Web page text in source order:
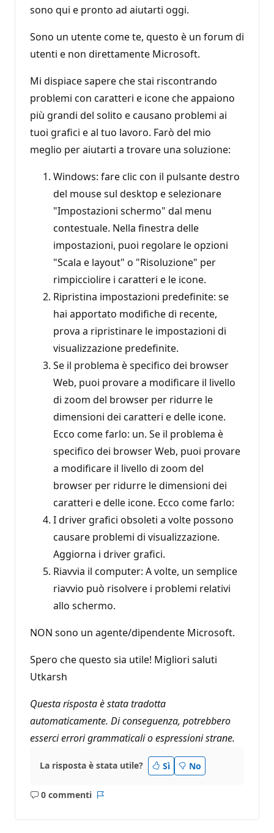
sono qui e pronto ad aiutarti oggi.
Sono un utente come te, questo è un forum di
utenti e non direttamente Microsoft.
Mi dispiace sapere che stai riscontrando
problemi con caratteri e icone che appaiono
più grandi del solito e causano problemi ai
tuoi grafici e al tuo lavoro. Farò del mio
meglio per aiutarti a trovare una soluzione:
Windows: fare clic con il pulsante destro
del mouse sul desktop e selezionare
"Impostazioni schermo" dal menu
contestuale. Nella finestra delle
impostazioni, puoi regolare le opzioni
"Scala e layout" o "Risoluzione" per
rimpicciolire i caratteri e le icone.
Ripristina impostazioni predefinite: se
hai apportato modifiche di recente,
prova a ripristinare le impostazioni di
visualizzazione predefinite.
Se il problema è specifico dei browser
Web, puoi provare a modificare il livello
di zoom del browser per ridurre le
dimensioni dei caratteri e delle icone.
Ecco come farlo: un. Se il problema è
specifico dei browser Web, puoi provare
a modificare il livello di zoom del
browser per ridurre le dimensioni dei
caratteri e delle icone. Ecco come farlo:
I driver grafici obsoleti a volte possono
causare problemi di visualizzazione.
Aggiorna i driver grafici.
Riavvia il computer: A volte, un semplice
riavvio può risolvere i problemi relativi
allo schermo.
NON sono un agente/dipendente Microsoft.
Spero che questo sia utile! Migliori saluti
Utkarsh
Questa risposta è stata tradotta
automaticamente. Di conseguenza, potrebbero
esserci errori grammaticali o espressioni strane.
La risposta è stata utile? Sì No
0 commenti
Nessun